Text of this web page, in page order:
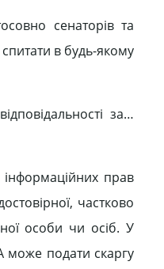
сенаторів та
в будь-якому
за…
прав
частково
особи чи осіб. У
може подати скаргу